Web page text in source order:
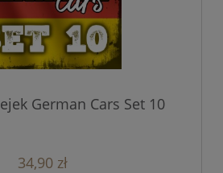
German Cars Set 10
34,90 zł